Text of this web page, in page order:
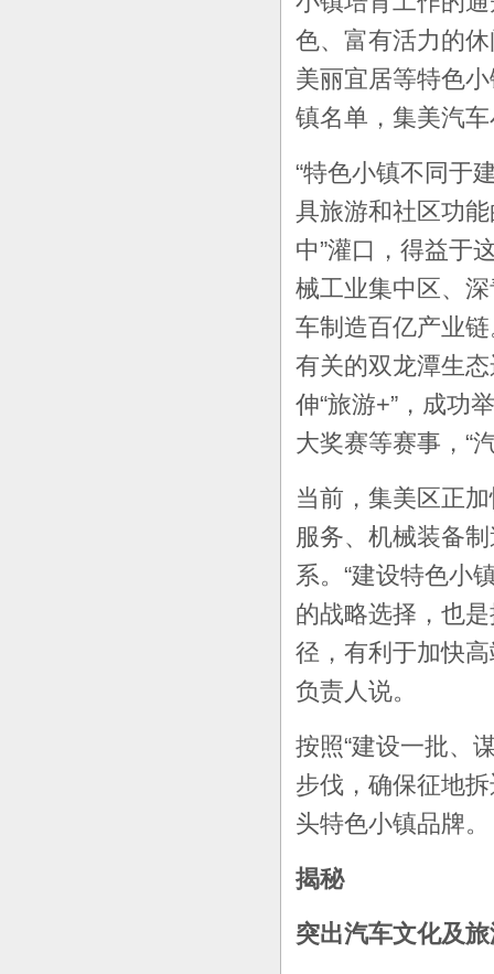
色、富有活力的
美丽宜居等特色
镇名单，集美汽
“特色小镇不同于
具旅游和社区功
中”灌口，得益于
械工业集中区、
车制造百亿产业
有关的双龙潭生
伸“旅游+”，成功
大奖赛等赛事，“
当前，集美区正
服务、机械装备
系。“建设特色小
的战略选择，也
径，有利于加快
负责人说。
按照“建设一批、
步伐，确保征地
头特色小镇品牌。
揭秘
突出汽车文化及